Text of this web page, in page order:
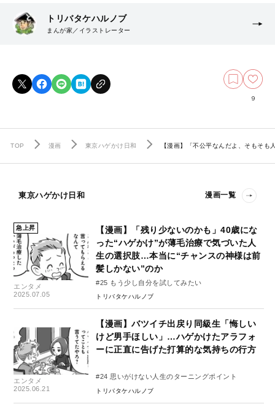
トリバタケハルノブ
まんが家／イラストレーター
9
TOP 漫画 東京ハゲかけ日和 【漫画】「不公平なんだよ、そもそ
東京ハゲかけ日和 漫画一覧
急上昇
エンタメ
2025.07.05
【漫画】「残り少ないのかも」40歳にな
った“ハゲかけ”が薄毛治療で気づいた人
生の選択肢…本当に“チャンスの神様は前
髪しかない”のか
#25 もう少し自分を試してみたい
トリバタケハルノブ
エンタメ
2025.06.21
【漫画】バツイチ出戻り同級生「悔しい
けど男手ほしい」…ハゲかけたアラフォ
ーに正直に告げた打算的な気持ちの行方
#24 思いがけない人生のターニングポイント
トリバタケハルノブ